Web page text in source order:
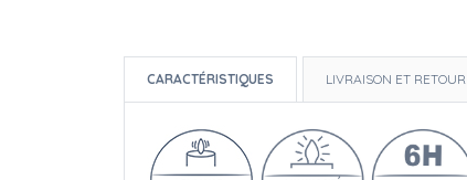
CARACTÉRISTIQUES LIVRAISON ET RETOUR